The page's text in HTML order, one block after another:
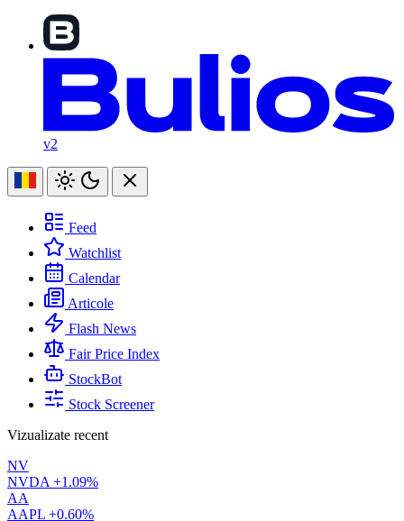
v2
Feed
Watchlist
Calendar
Articole
Flash News
Fair Price Index
StockBot
Stock Screener
Vizualizate recent
NV
NVDA +1.09%
AA
AAPL +0.60%